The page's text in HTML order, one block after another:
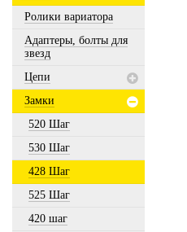
Ролики вариатора
Адаптеры, болты для
звезд
Цепи
Замки
520 Шаг
530 Шаг
428 Шаг
525 Шаг
420 шаг